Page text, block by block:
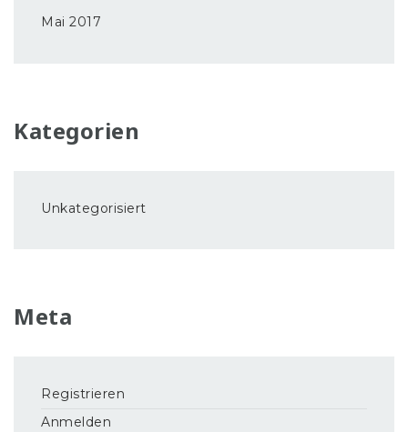
Mai 2017
Kategorien
Unkategorisiert
Meta
Registrieren
Anmelden